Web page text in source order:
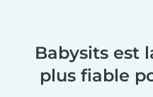
Babysits est
plus fiable